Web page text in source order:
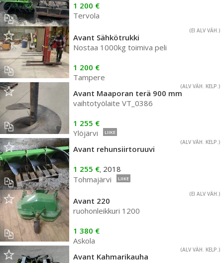
1 200 €
Tervola
(EI ALV VÄH.)
Avant Sähkötrukki
Nostaa 1000kg toimiva peli
1 200 €
Tampere
(ALV VÄH. KELP.)
Avant Maaporan terä 900 mm
vaihtotyölaite VT_0386
1 255 €
Ylöjärvi
LIIKE
(ALV VÄH. KELP.)
Avant rehunsiirtoruuvi
1 255 €, 2018
Tohmajärvi
LIIKE
(EI ALV VÄH.)
Avant 220
ruohonleikkuri 1200
1 380 €
Askola
(ALV VÄH. KELP.)
Avant Kahmarikauha